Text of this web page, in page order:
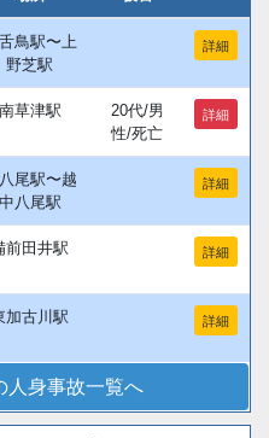
鳥駅〜上
野芝駅
詳細
南草津駅
20代/男
性/死亡
詳細
尾駅〜越
中八尾駅
詳細
前田井駅 詳細
加古川駅 詳細
人身事故一覧へ